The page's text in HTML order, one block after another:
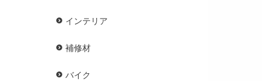
インテリア
補修材
バイク